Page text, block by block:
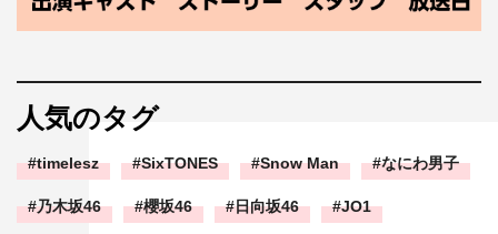
人気のタグ
timelesz SixTONES Snow Man なにわ男子
乃木坂46 櫻坂46 日向坂46 JO1